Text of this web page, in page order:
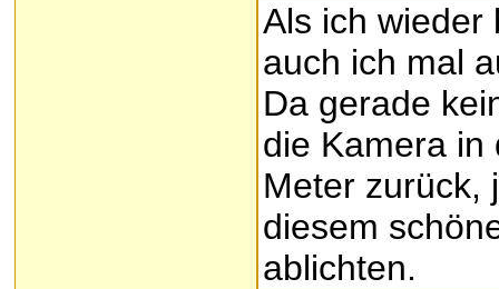
Als ich wieder
auch ich mal
Da gerade
die Kamera in
Meter zurück,
diesem
ablichten.